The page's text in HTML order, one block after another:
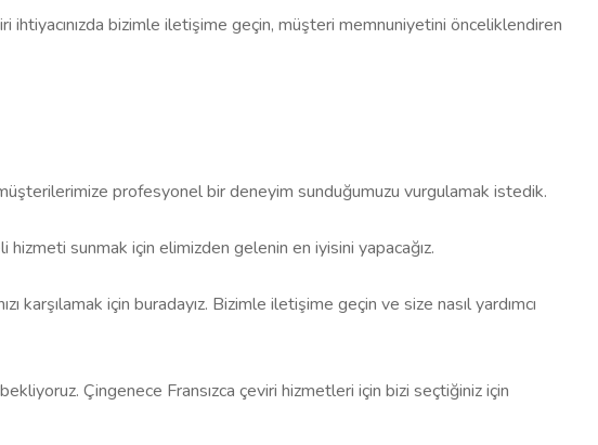
bizimle iletişime geçin, müşteri memnuniyetini önceliklendiren
profesyonel bir deneyim sunduğumuzu vurgulamak istedik.
sunmak için elimizden gelenin en iyisini yapacağız.
karşılamak için buradayız. Bizimle iletişime geçin ve size nasıl yardımcı
Çingenece Fransızca çeviri hizmetleri için bizi seçtiğiniz için